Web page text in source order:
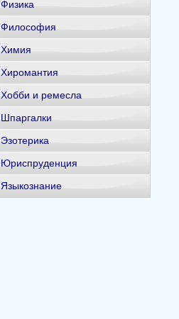
Физика
Философия
Химия
Хиромантия
Хобби и ремесла
Шпаргалки
Эзотерика
Юриспруденция
Языкознание